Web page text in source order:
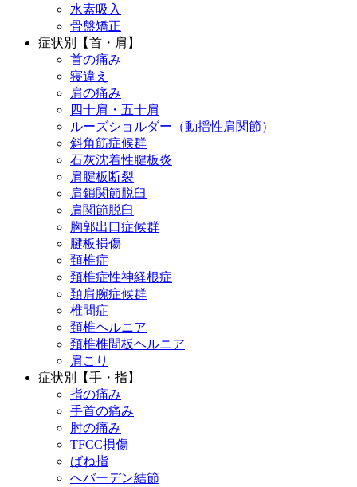
水素吸入
骨盤矯正
症状別【首・肩】
首の痛み
寝違え
肩の痛み
四十肩・五十肩
ルーズショルダー（動揺性肩関節）
斜角筋症候群
石灰沈着性腱板炎
肩腱板断裂
肩鎖関節脱臼
肩関節脱臼
胸郭出口症候群
腱板損傷
頚椎症
頚椎症性神経根症
頚肩腕症候群
椎間症
頚椎ヘルニア
頚椎椎間板ヘルニア
肩こり
症状別【手・指】
指の痛み
手首の痛み
肘の痛み
TFCC損傷
ばね指
へバーデン結節